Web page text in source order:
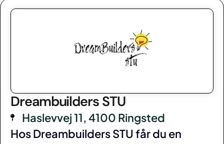
Dreambuilders STU
Haslevvej 11, 4100 Ringsted
Hos Dreambuilders STU får du en